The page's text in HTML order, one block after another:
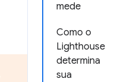
mede
Como o
Lighthouse
determina
sua